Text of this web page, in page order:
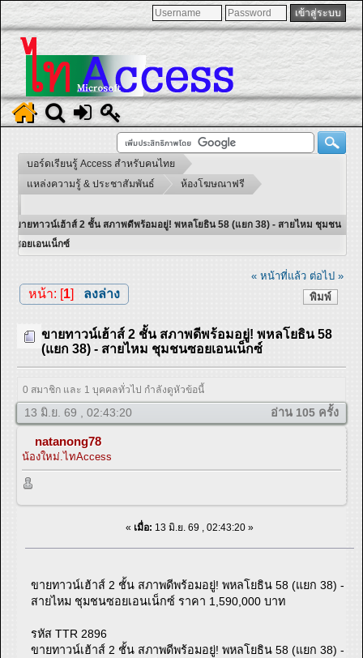
บอร์ดเรียนรู้ Access สำหรับคนไทย
แหล่งความรู้ & ประชาสัมพันธ์
ห้องโฆษณาฟรี
ขายทาวน์เฮ้าส์ 2 ชั้น สภาพดีพร้อมอยู่! พหลโยธิน 58 (แยก 38) - สายไหม ชุมชน
ซอยเอนเน็กซ์
« หน้าที่แล้ว ต่อไป »
พิมพ์
หน้า: [1] ลงล่าง
ขายทาวน์เฮ้าส์ 2 ชั้น สภาพดีพร้อมอยู่! พหลโยธิน 58
(แยก 38) - สายไหม ชุมชนซอยเอนเน็กซ์
0 สมาชิก และ 1 บุคคลทั่วไป กำลังดูหัวข้อนี้
13 มิ.ย. 69 , 02:43:20 อ่าน 105 ครั้ง
natanong78
น้องใหม่.ไทAccess
« เมื่อ: 13 มิ.ย. 69 , 02:43:20 »
ขายทาวน์เฮ้าส์ 2 ชั้น สภาพดีพร้อมอยู่! พหลโยธิน 58 (แยก 38) -
สายไหม ชุมชนซอยเอนเน็กซ์ ราคา 1,590,000 บาท
รหัส TTR 2896
ขายทาวน์เฮ้าส์ 2 ชั้น สภาพดีพร้อมอยู่! พหลโยธิน 58 (แยก 38) -